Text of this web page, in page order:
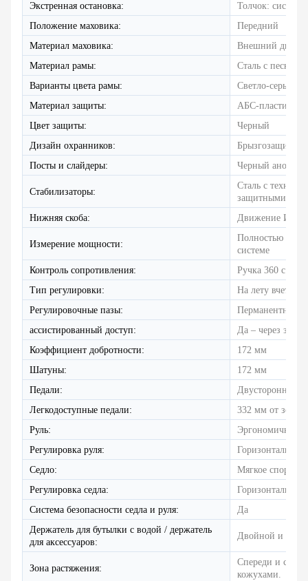
Экстренная остановка:
Толчок:
Положение маховика:
Передний
Материал маховика:
Внешний диск:
Материал рамы:
Сталь с
Варианты цвета рамы:
Светло-серый
Материал защиты:
АБС-пластик
Цвет защиты:
Черный
Дизайн охранников:
Брызгозащита
Посты и слайдеры:
Черный
Стабилизаторы:
Сталь с
защитными
Нижняя скоба:
Движение
Измерение мощности:
Полностью
системе
Контроль сопротивления:
Ручка 360 с
Тип регулировки:
На лету
Регулировочные пазы:
Перманентная
ассистированный доступ:
Да – через
Коэффициент добротности:
172 мм
Шатуны:
172 мм
Педали:
Двусторонний
Легкодоступные педали:
332 мм от земли
Руль:
Эргономичный
Регулировка руля:
Седло:
Мягкое
Регулировка седла:
Система безопасности седла и руля:
Да
Держатель для бутылки с водой / держатель
для аксессуаров:
Двойной и
Зона растяжения:
Спереди и
кожухами.